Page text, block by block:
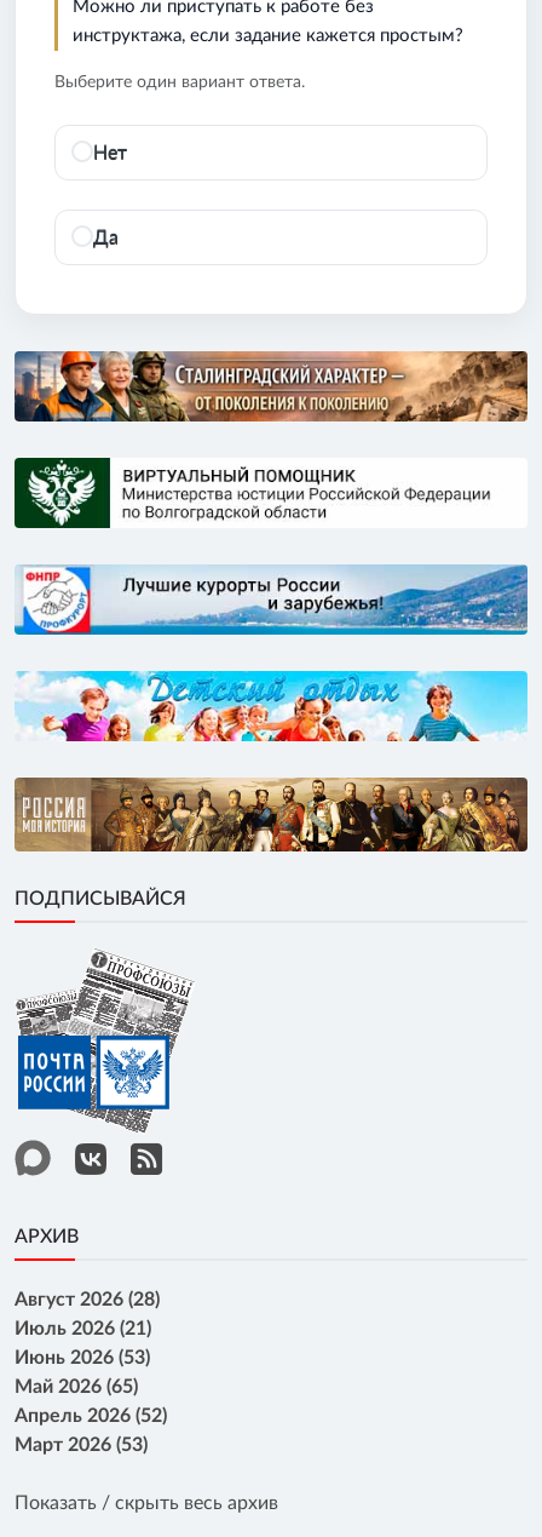
Можно ли приступать к работе без
инструктажа, если задание кажется простым?
Выберите один вариант ответа.
Нет
Да
ПОДПИСЫВАЙСЯ
АРХИВ
Август 2026 (28)
Июль 2026 (21)
Июнь 2026 (53)
Май 2026 (65)
Апрель 2026 (52)
Март 2026 (53)
Показать / скрыть весь архив